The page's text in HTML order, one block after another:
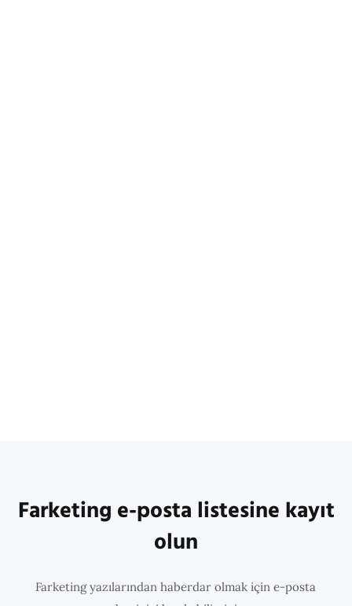
Farketing e-posta listesine kayıt
olun
Farketing yazılarından haberdar olmak için e-posta